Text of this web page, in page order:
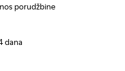
porudžbine
dana